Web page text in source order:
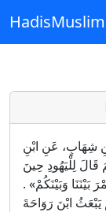
Skip to main
عَنِ ابْنِ شِهَابٍ، عَنِ ابْنِ
لِلْيَهُودِ حِينَ
بَيْنَنَا وَبَيْنَكُمْ» .
ابْنَ رَوَاحَةَ